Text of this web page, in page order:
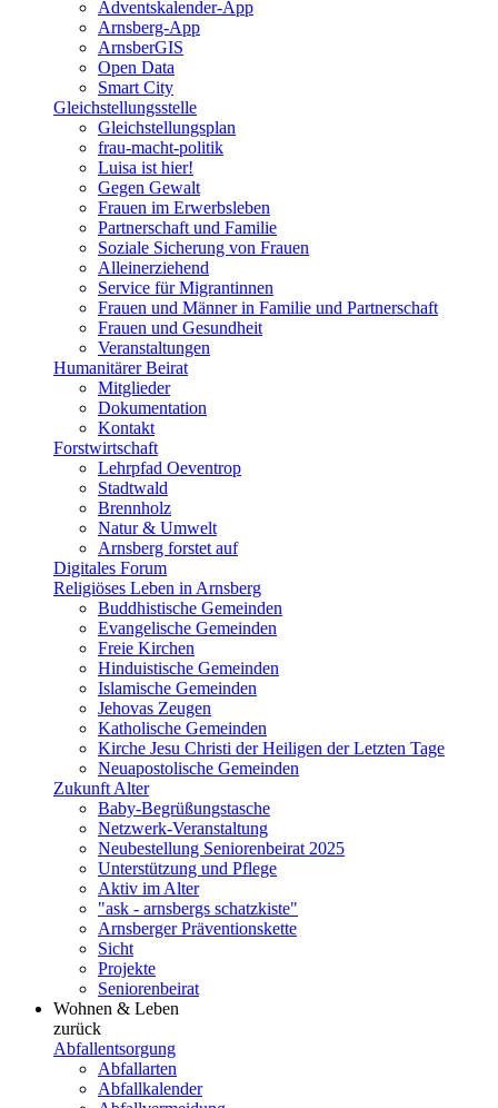
Adventskalender-App
Arnsberg-App
ArnsberGIS
Open Data
Smart City
Gleichstellungsstelle
Gleichstellungsplan
frau-macht-politik
Luisa ist hier!
Gegen Gewalt
Frauen im Erwerbsleben
Partnerschaft und Familie
Soziale Sicherung von Frauen
Alleinerziehend
Service für Migrantinnen
Frauen und Männer in Familie und Partnerschaft
Frauen und Gesundheit
Veranstaltungen
Humanitärer Beirat
Mitglieder
Dokumentation
Kontakt
Forstwirtschaft
Lehrpfad Oeventrop
Stadtwald
Brennholz
Natur & Umwelt
Arnsberg forstet auf
Digitales Forum
Religiöses Leben in Arnsberg
Buddhistische Gemeinden
Evangelische Gemeinden
Freie Kirchen
Hinduistische Gemeinden
Islamische Gemeinden
Jehovas Zeugen
Katholische Gemeinden
Kirche Jesu Christi der Heiligen der Letzten Tage
Neuapostolische Gemeinden
Zukunft Alter
Baby-Begrüßungstasche
Netzwerk-Veranstaltung
Neubestellung Seniorenbeirat 2025
Unterstützung und Pflege
Aktiv im Alter
"ask - arnsbergs schatzkiste"
Arnsberger Präventionskette
Sicht
Projekte
Seniorenbeirat
Wohnen & Leben
zurück
Abfallentsorgung
Abfallarten
Abfallkalender